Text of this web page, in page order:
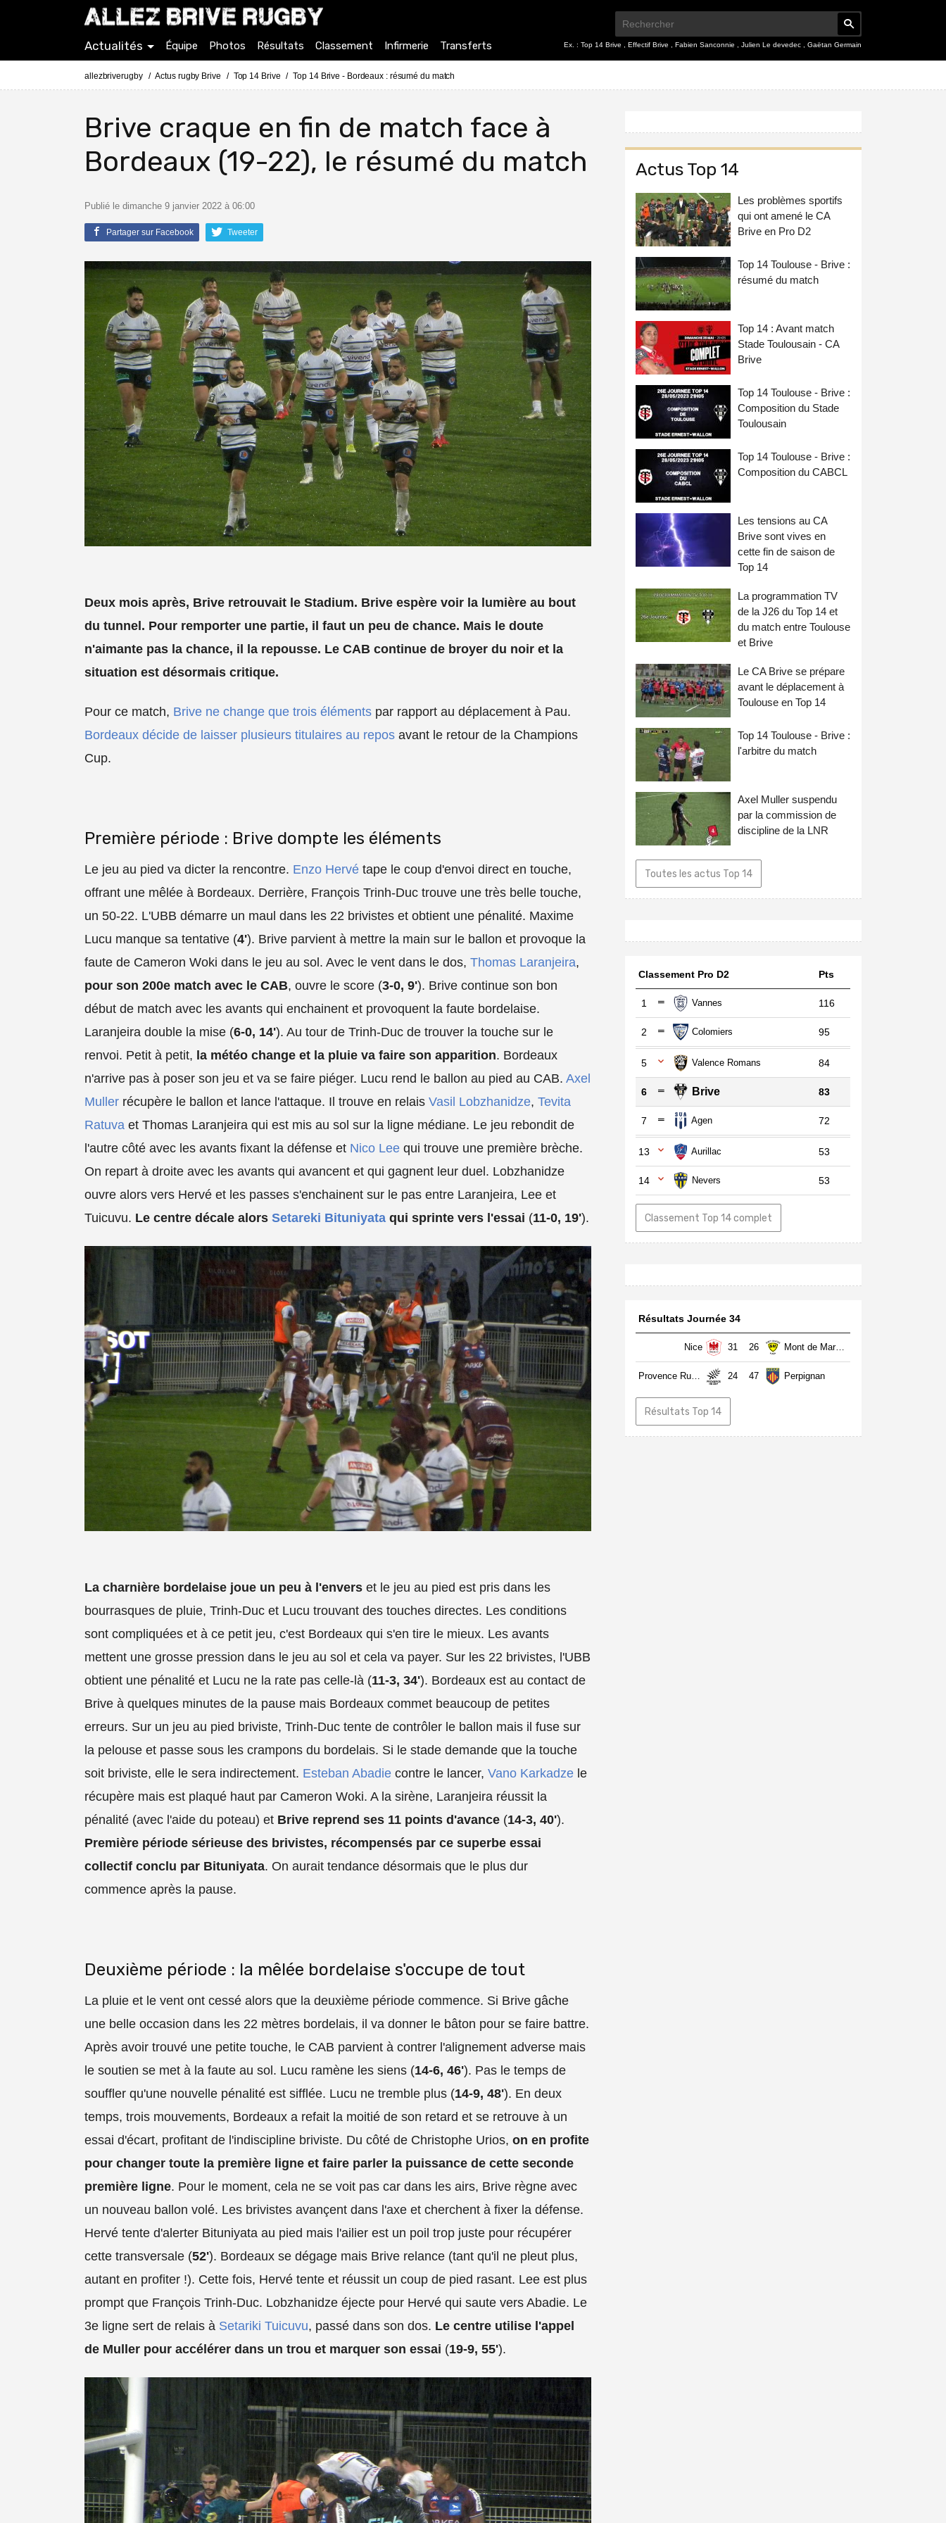
Ex. : Top 14 Brive Effectif Brive Fabien Sanconnie Julien Le devedec Gaëtan Germain
Actualités Équipe Photos Résultats Classement Infirmerie Transferts
allezbriverugby Actus rugby Brive Top 14 Brive Top 14 Brive - Bordeaux : résumé du match
Brive craque en fin de match face à
Bordeaux (19-22), le résumé du match
Publié le dimanche 9 janvier 2022 à 06:00
Partager sur Facebook Tweeter
Deux mois après, Brive retrouvait le Stadium. Brive espère voir la lumière au bout
du tunnel. Pour remporter une partie, il faut un peu de chance. Mais le doute
n'aimante pas la chance, il la repousse. Le CAB continue de broyer du noir et la
situation est désormais critique.
Pour ce match, Brive ne change que trois éléments par rapport au déplacement à Pau.
Bordeaux décide de laisser plusieurs titulaires au repos avant le retour de la Champions
Cup.
Première période : Brive dompte les éléments
Le jeu au pied va dicter la rencontre. Enzo Hervé tape le coup d'envoi direct en touche,
offrant une mêlée à Bordeaux. Derrière, François Trinh-Duc trouve une très belle touche,
un 50-22. L'UBB démarre un maul dans les 22 brivistes et obtient une pénalité. Maxime
Lucu manque sa tentative (4'). Brive parvient à mettre la main sur le ballon et provoque la
faute de Cameron Woki dans le jeu au sol. Avec le vent dans le dos, Thomas Laranjeira,
pour son 200e match avec le CAB, ouvre le score (3-0, 9'). Brive continue son bon
début de match avec les avants qui enchainent et provoquent la faute bordelaise.
Laranjeira double la mise (6-0, 14'). Au tour de Trinh-Duc de trouver la touche sur le
renvoi. Petit à petit, la météo change et la pluie va faire son apparition. Bordeaux
n'arrive pas à poser son jeu et va se faire piéger. Lucu rend le ballon au pied au CAB. Axel
Muller récupère le ballon et lance l'attaque. Il trouve en relais Vasil Lobzhanidze, Tevita
Ratuva et Thomas Laranjeira qui est mis au sol sur la ligne médiane. Le jeu rebondit de
l'autre côté avec les avants fixant la défense et Nico Lee qui trouve une première brèche.
On repart à droite avec les avants qui avancent et qui gagnent leur duel. Lobzhanidze
ouvre alors vers Hervé et les passes s'enchainent sur le pas entre Laranjeira, Lee et
Tuicuvu. Le centre décale alors Setareki Bituniyata qui sprinte vers l'essai (11-0, 19').
La charnière bordelaise joue un peu à l'envers et le jeu au pied est pris dans les
bourrasques de pluie, Trinh-Duc et Lucu trouvant des touches directes. Les conditions
sont compliquées et à ce petit jeu, c'est Bordeaux qui s'en tire le mieux. Les avants
mettent une grosse pression dans le jeu au sol et cela va payer. Sur les 22 brivistes, l'UBB
obtient une pénalité et Lucu ne la rate pas celle-là (11-3, 34'). Bordeaux est au contact de
Brive à quelques minutes de la pause mais Bordeaux commet beaucoup de petites
erreurs. Sur un jeu au pied briviste, Trinh-Duc tente de contrôler le ballon mais il fuse sur
la pelouse et passe sous les crampons du bordelais. Si le stade demande que la touche
soit briviste, elle le sera indirectement. Esteban Abadie contre le lancer, Vano Karkadze le
récupère mais est plaqué haut par Cameron Woki. A la sirène, Laranjeira réussit la
pénalité (avec l'aide du poteau) et Brive reprend ses 11 points d'avance (14-3, 40').
Première période sérieuse des brivistes, récompensés par ce superbe essai
collectif conclu par Bituniyata. On aurait tendance désormais que le plus dur
commence après la pause.
Deuxième période : la mêlée bordelaise s'occupe de tout
La pluie et le vent ont cessé alors que la deuxième période commence. Si Brive gâche
une belle occasion dans les 22 mètres bordelais, il va donner le bâton pour se faire battre.
Après avoir trouvé une petite touche, le CAB parvient à contrer l'alignement adverse mais
le soutien se met à la faute au sol. Lucu ramène les siens (14-6, 46'). Pas le temps de
souffler qu'une nouvelle pénalité est sifflée. Lucu ne tremble plus (14-9, 48'). En deux
temps, trois mouvements, Bordeaux a refait la moitié de son retard et se retrouve à un
essai d'écart, profitant de l'indiscipline briviste. Du côté de Christophe Urios, on en profite
pour changer toute la première ligne et faire parler la puissance de cette seconde
première ligne. Pour le moment, cela ne se voit pas car dans les airs, Brive règne avec
un nouveau ballon volé. Les brivistes avançent dans l'axe et cherchent à fixer la défense.
Hervé tente d'alerter Bituniyata au pied mais l'ailier est un poil trop juste pour récupérer
cette transversale (52'). Bordeaux se dégage mais Brive relance (tant qu'il ne pleut plus,
autant en profiter !). Cette fois, Hervé tente et réussit un coup de pied rasant. Lee est plus
prompt que François Trinh-Duc. Lobzhanidze éjecte pour Hervé qui saute vers Abadie. Le
3e ligne sert de relais à Setariki Tuicuvu, passé dans son dos. Le centre utilise l'appel
de Muller pour accélérer dans un trou et marquer son essai (19-9, 55').
Actus Top 14
Les problèmes sportifs
qui ont amené le CA
Brive en Pro D2
Top 14 Toulouse - Brive :
résumé du match
Top 14 : Avant match
Stade Toulousain - CA
Brive
Top 14 Toulouse - Brive :
Composition du Stade
Toulousain
Top 14 Toulouse - Brive :
Composition du CABCL
Les tensions au CA
Brive sont vives en
cette fin de saison de
Top 14
La programmation TV
de la J26 du Top 14 et
du match entre Toulouse
et Brive
Le CA Brive se prépare
avant le déplacement à
Toulouse en Top 14
Top 14 Toulouse - Brive :
l'arbitre du match
Axel Muller suspendu
par la commission de
discipline de la LNR
Toutes les actus Top 14
Classement Pro D2 Pts
1 Vannes 116
2 Colomiers 95
5 Valence Romans 84
6 Brive 83
7 Agen 72
13 Aurillac 53
14 Nevers 53
Classement Top 14 complet
Résultats Journée 34
Nice 31 26 Mont de Marsan
24 47 Perpignan
Résultats Top 14